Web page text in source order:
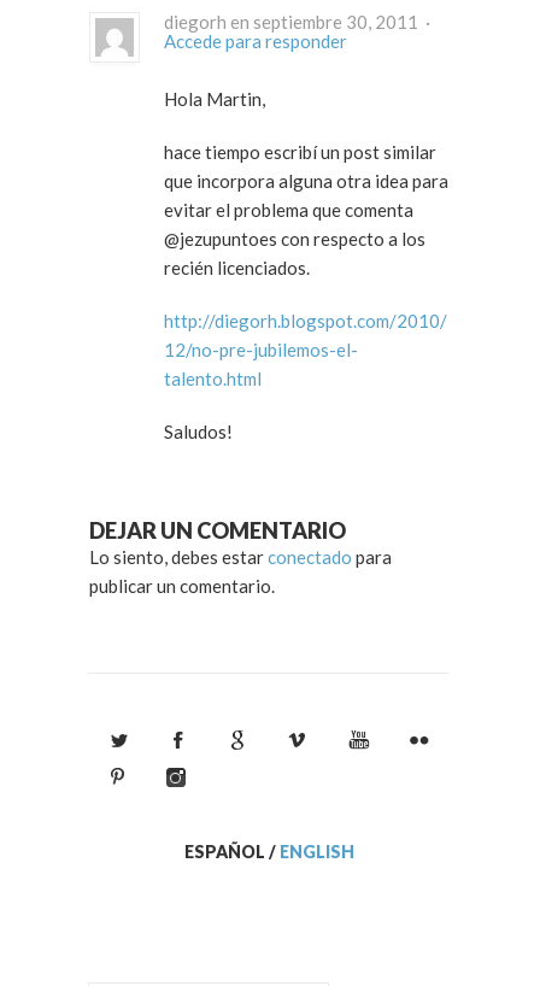
diegorh en septiembre 30, 2011 ·
Accede para responder
Hola Martin,
hace tiempo escribí un post similar
que incorpora alguna otra idea para
evitar el problema que comenta
@jezupuntoes con respecto a los
recién licenciados.
http://diegorh.blogspot.com/2010/
12/no-pre-jubilemos-el-
talento.html
Saludos!
DEJAR UN COMENTARIO
Lo siento, debes estarconectado para
publicar un comentario.
ESPAÑOL / ENGLISH